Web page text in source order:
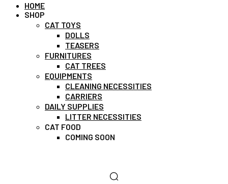
HOME
SHOP
CAT TOYS
DOLLS
TEASERS
FURNITURES
CAT TREES
EQUIPMENTS
CLEANING NECESSITIES
CARRIERS
DAILY SUPPLIES
LITTER NECESSITIES
CAT FOOD
COMING SOON